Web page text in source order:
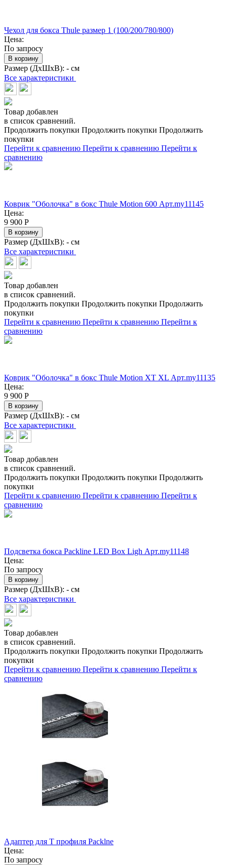
Чехол для бокса Thule размер 1 (100/200/780/800)
Цена:
По запросу
В корзину
Размер (ДхШхВ): - см
Все характеристики
Товар добавлен
в список сравнений.
Продолжить покупки Продолжить покупки Продолжить
покупки
Перейти к сравнению Перейти к сравнению Перейти к
сравнению
Коврик "Оболочка" в бокс Thule Motion 600 Арт.my11145
Цена:
9 900 Р
В корзину
Размер (ДхШхВ): - см
Все характеристики
Товар добавлен
в список сравнений.
Продолжить покупки Продолжить покупки Продолжить
покупки
Перейти к сравнению Перейти к сравнению Перейти к
сравнению
Коврик "Оболочка" в бокс Thule Motion XT XL Арт.my11135
Цена:
9 900 Р
В корзину
Размер (ДхШхВ): - см
Все характеристики
Товар добавлен
в список сравнений.
Продолжить покупки Продолжить покупки Продолжить
покупки
Перейти к сравнению Перейти к сравнению Перейти к
сравнению
Подсветка бокса Packline LED Box Ligh Арт.my11148
Цена:
По запросу
В корзину
Размер (ДхШхВ): - см
Все характеристики
Товар добавлен
в список сравнений.
Продолжить покупки Продолжить покупки Продолжить
покупки
Перейти к сравнению Перейти к сравнению Перейти к
сравнению
Адаптер для Т профиля Packlne
Цена:
По запросу